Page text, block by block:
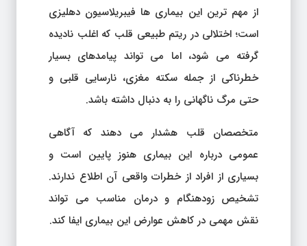
از مهم ترین این بیماری ها فیبریلاسیون دهلیزی
است؛ اختلالی در ریتم طبیعی قلب که اغلب نادیده
گرفته می شود، اما می تواند پیامدهای بسیار
خطرناکی از جمله سکته مغزی، نارسایی قلبی و
حتی مرگ ناگهانی را به دنبال داشته باشد.
متخصصان قلب هشدار می دهند که آگاهی
عمومی درباره این بیماری هنوز پایین است و
بسیاری از افراد از خطرات واقعی آن اطلاع ندارند.
تشخیص زودهنگام و درمان مناسب می تواند
نقش مهمی در کاهش عوارض این بیماری ایفا کند.